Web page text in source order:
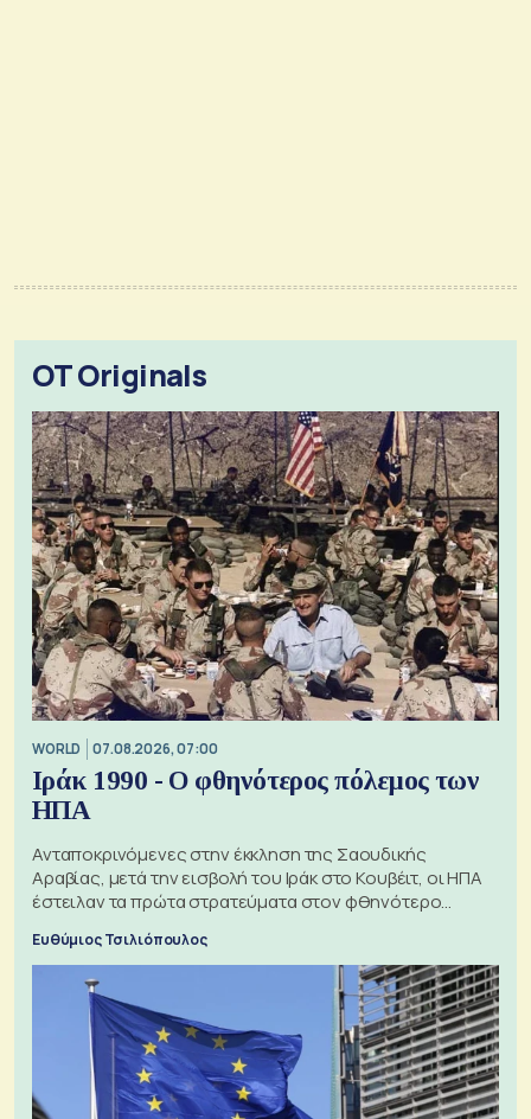
OT Originals
WORLD 07.08.2026, 07:00
Ιράκ 1990 - Ο φθηνότερος πόλεμος των
ΗΠΑ
Ανταποκρινόμενες στην έκκληση της Σαουδικής
Αραβίας, μετά την εισβολή του Ιράκ στο Κουβέιτ, οι ΗΠΑ
έστειλαν τα πρώτα στρατεύματα στον φθηνότερο
Ευθύμιος Τσιλιόπουλος